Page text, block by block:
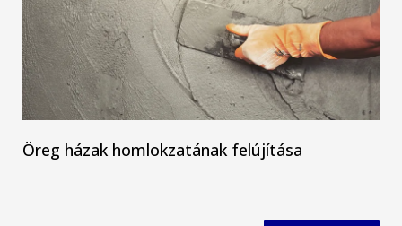
Öreg házak homlokzatának felújítása